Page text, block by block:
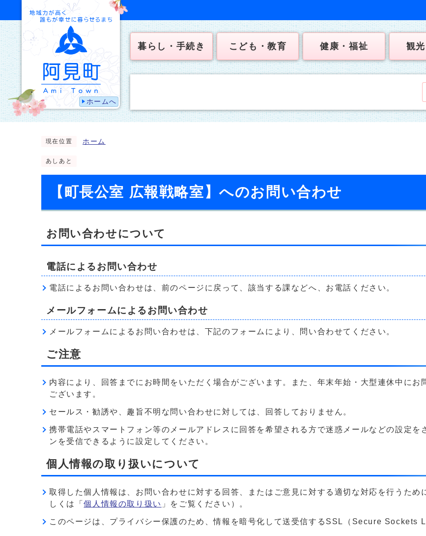
ホームへ
暮らし・手続き こども・教育 健康・福祉 観
現在位置 ホーム
あしあと
【町長公室 広報戦略室】へのお問い合わせ
お問い合わせについて
電話によるお問い合わせ
電話によるお問い合わせは、前のページに戻って、該当する課などへ、お電話ください。
メールフォームによるお問い合わせ
メールフォームによるお問い合わせは、下記のフォームにより、問い合わせてください。
ご注意
内容により、回答までにお時間をいただく場合がございます。また、年末年始・大型連休中に
ございます。
セールス・勧誘や、趣旨不明な問い合わせに対しては、回答しておりません。
携帯電話やスマートフォン等のメールアドレスに回答を希望される方で迷惑メールなどの設定
ンを受信できるように設定してください。
個人情報の取り扱いについて
取得した個人情報は、お問い合わせに対する回答、またはご意見に対する適切な対応を行うた
しくは「個人情報の取り扱い 」をご覧ください）。
このページは、プライバシー保護のため、情報を暗号化して送受信するSSL（Secure Sockets